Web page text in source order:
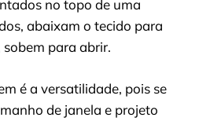
no topo de uma
abaixam o tecido para
para abrir.
é a versatilidade, pois se
de janela e projeto